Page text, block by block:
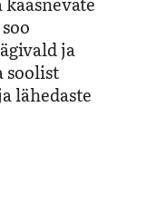
ja
soolist
lähedaste